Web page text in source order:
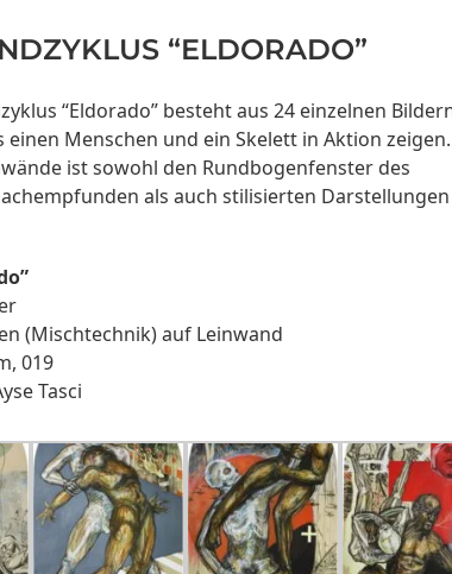
“ELDORADO”
“Eldorado” besteht aus 24 einzelnen
einen Menschen und ein Skelett in Aktion
ist sowohl den Rundbogenfenster des
als auch stilisierten
(Mischtechnik) auf Leinwand
019
Tasci